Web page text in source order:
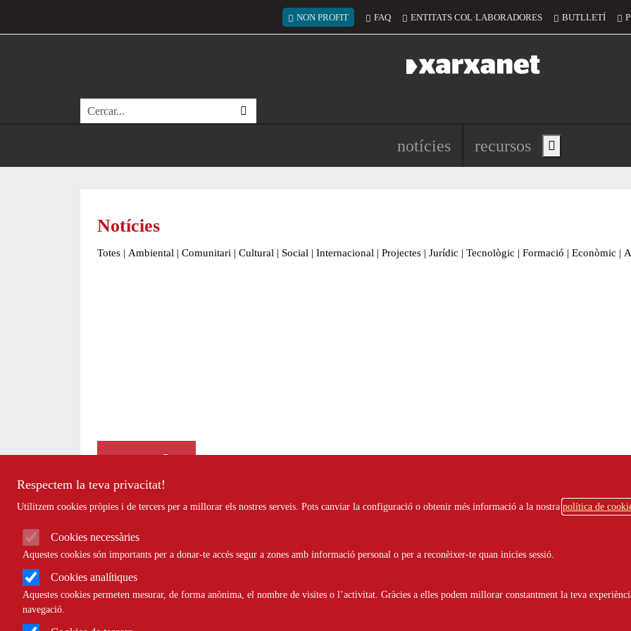
Respectem la teva privacitat!
Utilitzem cookies pròpies i de tercers per a millorar els nostres serveis. Pots canviar la configuració o obtenir més informació a la nostra política de
Cookies necessàries
Aquestes cookies són importants per a donar-te accés segur a zones amb informació personal o per a reconèixer-te quan inicies sessió.
Cookies analítiques
Aquestes cookies permeten mesurar, de forma anònima, el nombre de visites o l’activitat. Gràcies a elles podem millorar constantment la teva
navegació.
Menú del compte d'usuari
NON PROFIT FAQ ENTITATS COL·LABORADORES BUTLLETÍ
Cerca
Navegació principal de
notícies recursos Show main menu
Notícies
Totes | Ambiental | Comunitari | Cultural | Social | Internacional | Projectes | Jurídic | Tecnològic | Formació | Econòmic |
Agenda
Només esdeveniments online